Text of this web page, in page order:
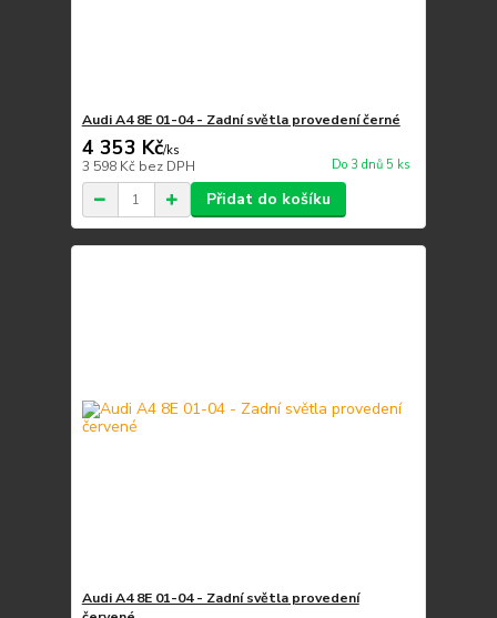
Audi A4 8E 01-04 - Zadní světla provedení černé
4 353 Kč/ks
3 598 Kč bez DPH Do 3 dnů 5 ks
Přidat do košíku
Audi A4 8E 01-04 - Zadní světla provedení